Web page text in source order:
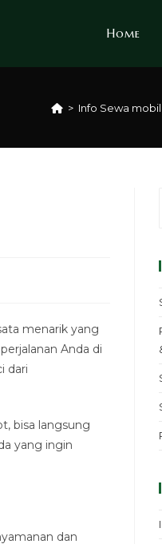
Home
> Info Sewa
menarik yang
Anda di
dari
bisa langsung
yang ingin
dan